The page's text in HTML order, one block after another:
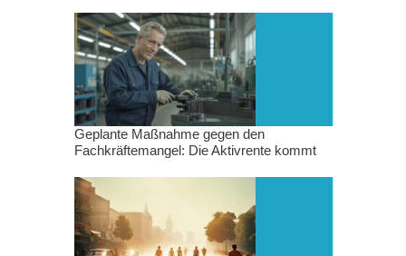
Geplante Maßnahme gegen den
Fachkräftemangel: Die Aktivrente kommt